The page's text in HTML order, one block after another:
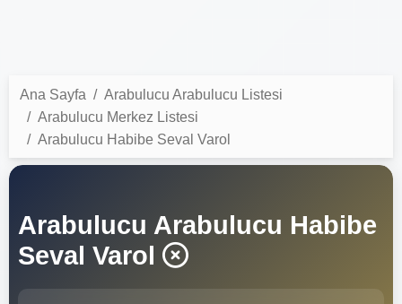
Ana Sayfa
Arabulucu Arabulucu Listesi
Arabulucu Merkez Listesi
Arabulucu Habibe Seval Varol
Arabulucu Arabulucu Habibe
Seval Varol